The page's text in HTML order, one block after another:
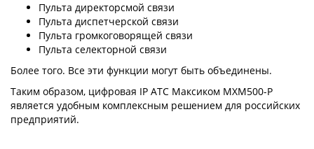
Пульта директорсмой связи
Пульта диспетчерской связи
Пульта громкоговорящей связи
Пульта селекторной связи
Более того. Все эти функции могут быть объединены.
Таким образом, цифровая IP АТС Максиком MXM500-P
является удобным комплексным решением для российских
предприятий.